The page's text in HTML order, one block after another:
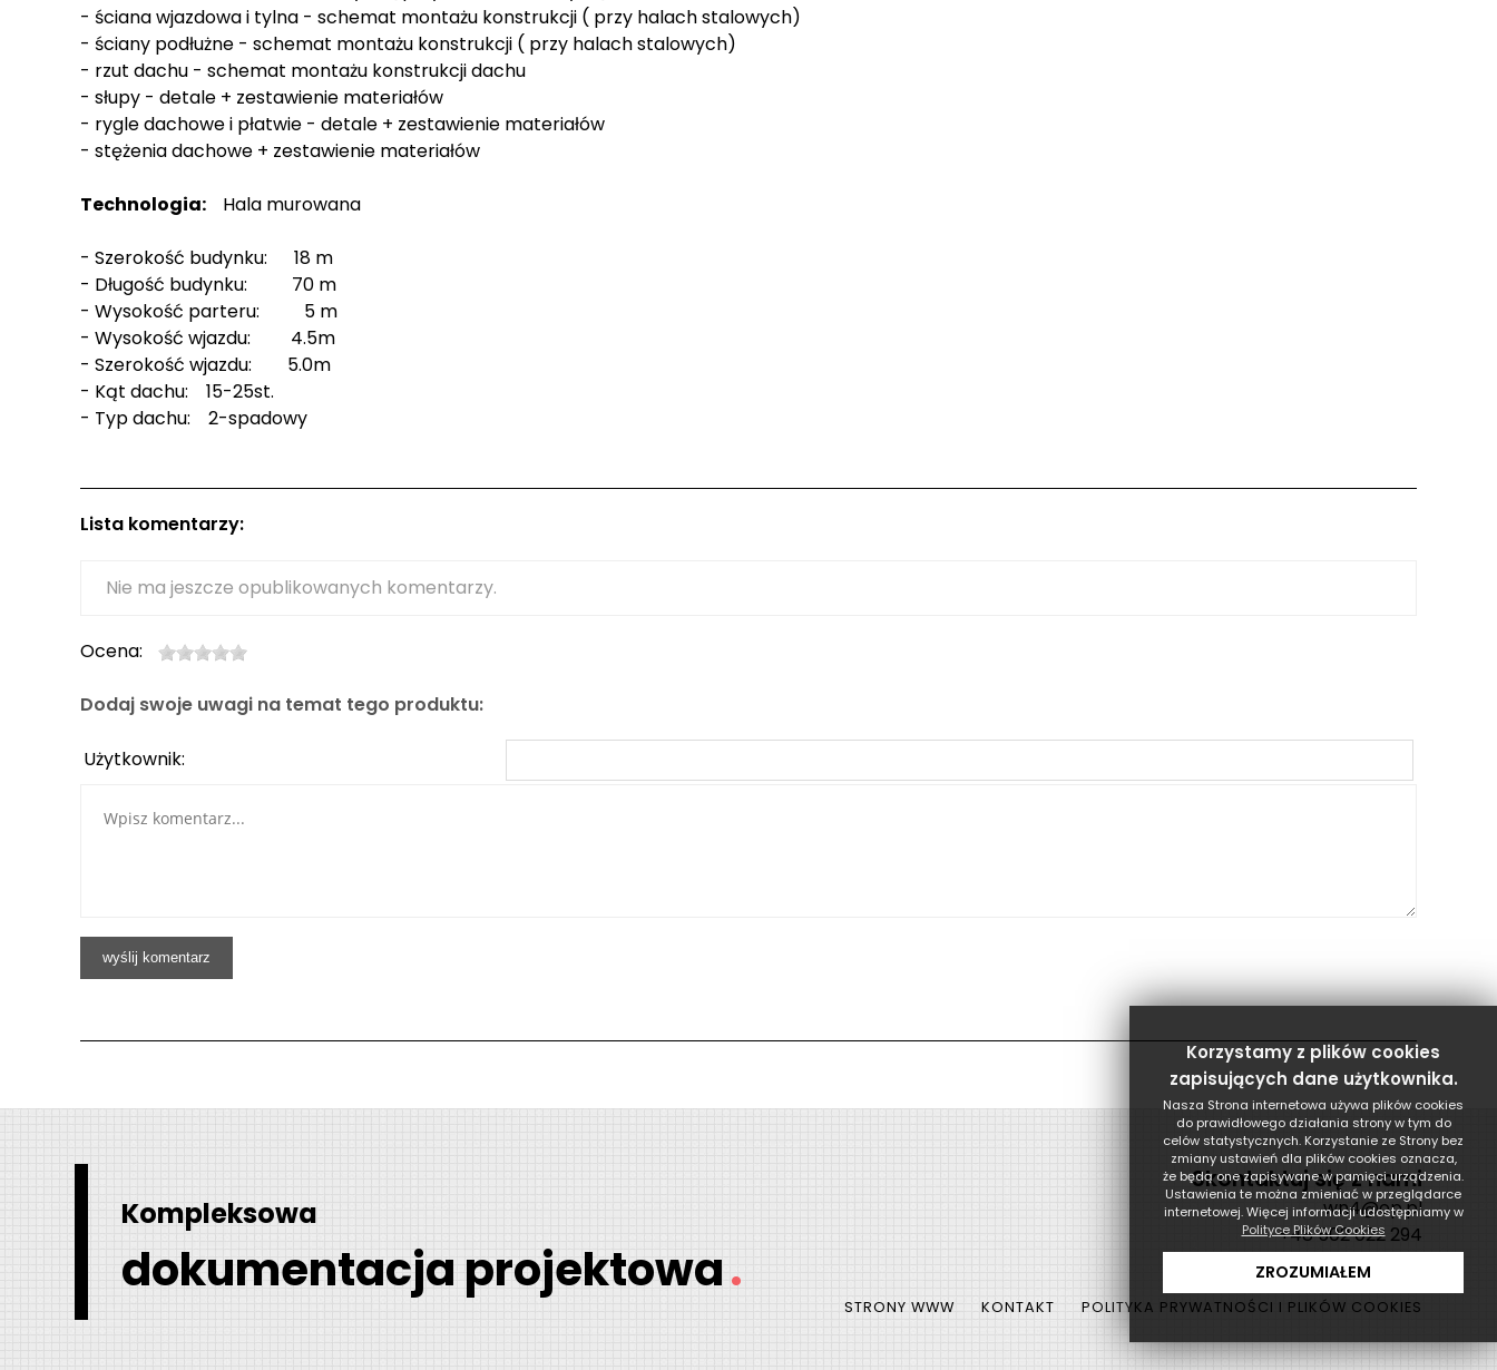
- ściana wjazdowa i tylna - schemat montażu konstrukcji ( przy halach stalowych)
- ściany podłużne - schemat montażu konstrukcji ( przy halach stalowych)
- rzut dachu - schemat montażu konstrukcji dachu
- słupy - detale + zestawienie materiałów
- rygle dachowe i płatwie - detale + zestawienie materiałów
- stężenia dachowe + zestawienie materiałów
Technologia: Hala murowana
- Szerokość budynku: 18 m
- Długość budynku: 70 m
- Wysokość parteru: 5 m
- Wysokość wjazdu: 4.5m
- Szerokość wjazdu: 5.0m
- Kąt dachu: 15-25st.
- Typ dachu: 2-spadowy
Lista komentarzy:
Nie ma jeszcze opublikowanych komentarzy.
Ocena:
Dodaj swoje uwagi na temat tego produktu:
Użytkownik:
Kompleksowa
dokumentacja projektowa.
Skontaktuj się z nami
wn4@op.pl
+48 502 022 294
STRONY WWW KONTAKT POLITYKA PRYWATNOŚCI I PLIKÓW COOKIES
Korzystamy z plików cookies
zapisujących dane użytkownika.
Nasza Strona internetowa używa plików cookies
do prawidłowego działania strony w tym do
celów statystycznych. Korzystanie ze Strony bez
zmiany ustawień dla plików cookies oznacza,
że będą one zapisywane w pamięci urządzenia.
Ustawienia te można zmieniać w przeglądarce
internetowej. Więcej informacji udostępniamy w
Polityce Plików Cookies
ZROZUMIAŁEM